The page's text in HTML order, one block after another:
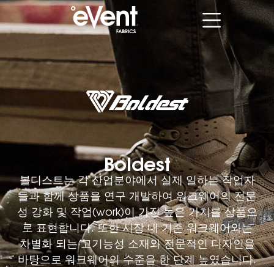
Boldest
볼디스트는 각 산업분야에서 실제 일하는 작업자
들과 함께 상품을 연구 개발하여 워크웨어의 전문
성 강화 및 작업(work)이 가진 높은 가치를 상품으
로 표현합니다. 또한 시장 내 기존 워크웨어와는
차별화 되는 고기능성 소재와 전문적인 디자인을
바탕으로 워크웨어의 수준을 한 단계 높였습니다.